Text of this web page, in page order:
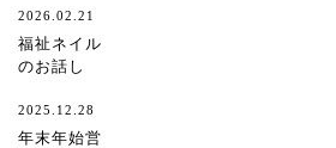
2026.02.21
福祉ネイル
のお話し
2025.12.28
年末年始営